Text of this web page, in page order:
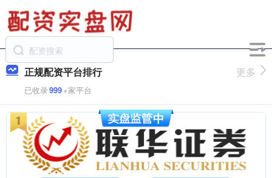
正规配资平台排行
已收录999+家平台
更多